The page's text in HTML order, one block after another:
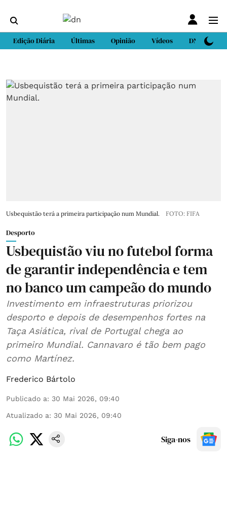
Edição Diária Últimas Opinião Vídeos DN Sport
Usbequistão terá a primeira participação num Mundial. FOTO: FIFA
Desporto
Usbequistão viu no futebol forma
de garantir independência e tem
no banco um campeão do mundo
Investimento em infraestruturas priorizou
desporto e depois de desempenhos fortes na
Taça Asiática, rival de Portugal chega ao
primeiro Mundial. Cannavaro é tão bem pago
como Martínez.
Frederico Bártolo
Publicado a: 30 Mai 2026, 09:40
Atualizado a: 30 Mai 2026, 09:40
Siga-nos